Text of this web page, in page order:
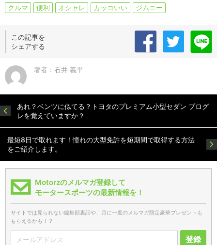
クルマ 便利 オシャレ カッコいい ジムニー
この記事を
シェアする
著者：石井 義平
あれ？ベンツに似てる？トヨタのプレミアム小型セダン プログ
レを覚えていますか？
最短8日で取れます！憧れの大型免許を短期間で取得する方法
をご紹介します。
Motorzのメルマガ登録して
モータースポーツの最新情報を！
サイトでは見られない編集部裏話や、月に一度のメルマガ限定豪華プレゼントも
もらえるかも！？
登録